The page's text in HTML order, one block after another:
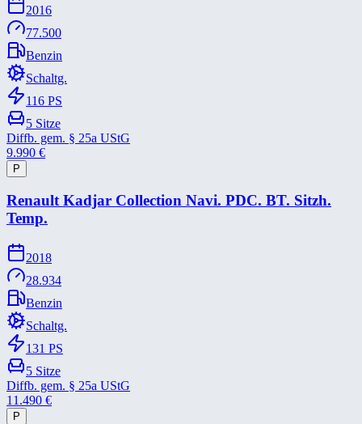
2016
77.500
Benzin
Schaltg.
116 PS
5 Sitze
Diffb. gem. § 25a UStG
9.990 €
P
Renault Kadjar Collection Navi. PDC. BT. Sitzh.
Temp.
2018
28.934
Benzin
Schaltg.
131 PS
5 Sitze
Diffb. gem. § 25a UStG
11.490 €
P